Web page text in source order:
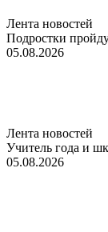
Лента новостей
Подростки
05.08.2026
Лента новостей
Учитель года и
05.08.2026